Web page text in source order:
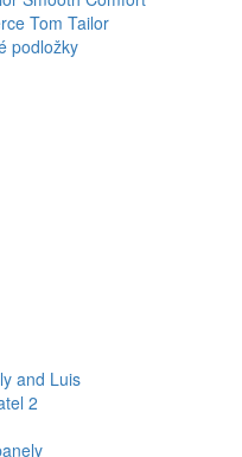
Tom Tailor
podložky
and Luis
2